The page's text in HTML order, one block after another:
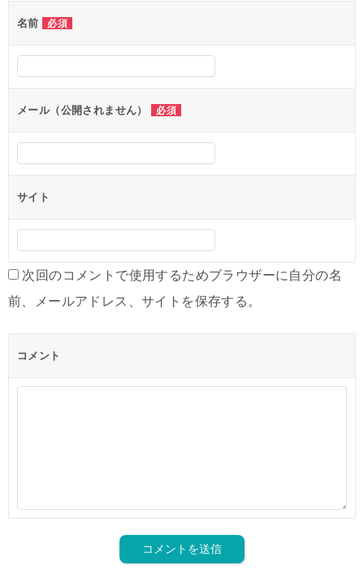
ー
シ
ョ
ン
名前 必須
メール（公開されません） 必須
サイト
次回のコメントで使用するためブラウザーに自分の名
前、メールアドレス、サイトを保存する。
コメント